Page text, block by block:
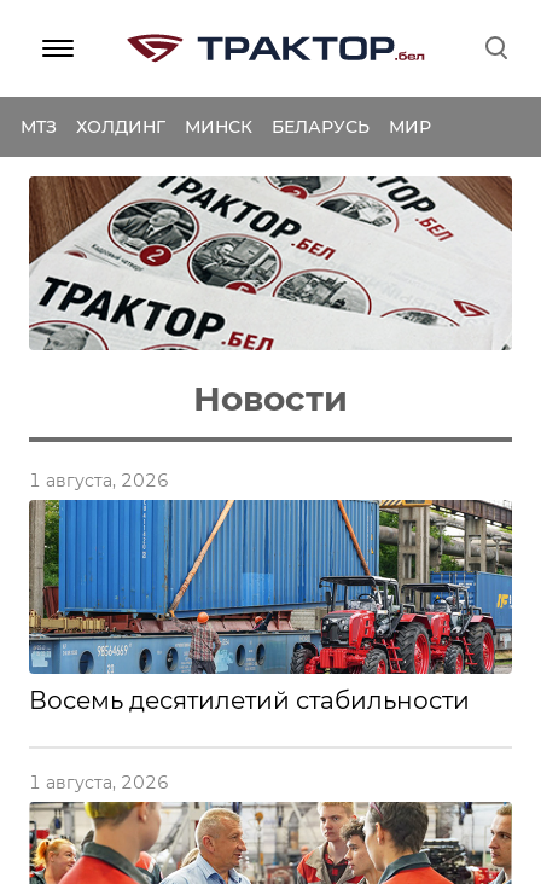
МТЗ ХОЛДИНГ МИНСК БЕЛАРУСЬ МИР
Новости
1 августа, 2026
Восемь десятилетий стабильности
1 августа, 2026